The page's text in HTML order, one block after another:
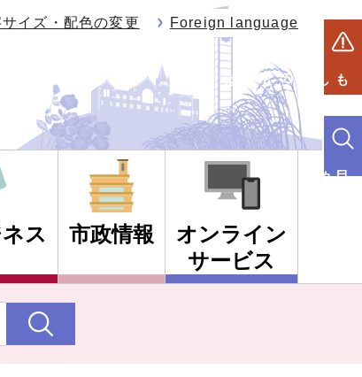
イズ・配色の変更 Foreign language
もしものときは
ス 市政情報
オンライン
サービス